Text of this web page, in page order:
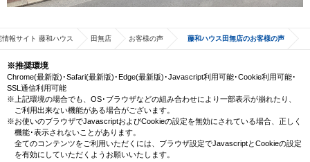
報サイト 藤和ハウス 田無店 お客様の声 藤和ハウス田無店のお客様の声
※推奨環境
Chrome(最新版)･Safari(最新版)･Edge(最新版)･Javascript利用可能･Cookie利用可能･
SSL通信利用可能
※上記環境の場合でも、OS･ブラウザなどの組み合わせにより一部表示が崩れたり、
ご利用出来ない機能がある場合がございます。
※お使いのブラウザでJavascriptおよびCookieの設定を無効にされている場合、正しく
機能･表示されないことがあります。
全てのコンテンツをご利用いただくには、ブラウザ設定でJavascriptとCookieの設定
を有効にしていただくようお願いいたします。